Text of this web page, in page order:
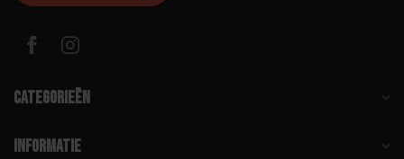
Categorieën
Informatie